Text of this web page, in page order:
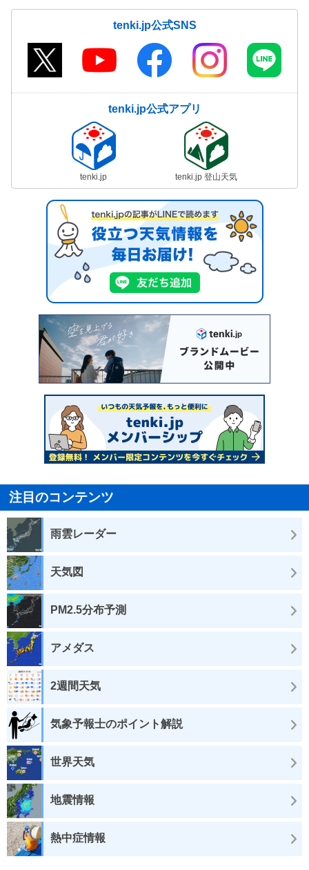
tenki.jp公式SNS
tenki.jp公式アプリ
tenki.jp tenki.jp 登山天気
注目のコンテンツ
雨雲レーダー
天気図
PM2.5分布予測
アメダス
2週間天気
気象予報士のポイント解説
世界天気
地震情報
熱中症情報